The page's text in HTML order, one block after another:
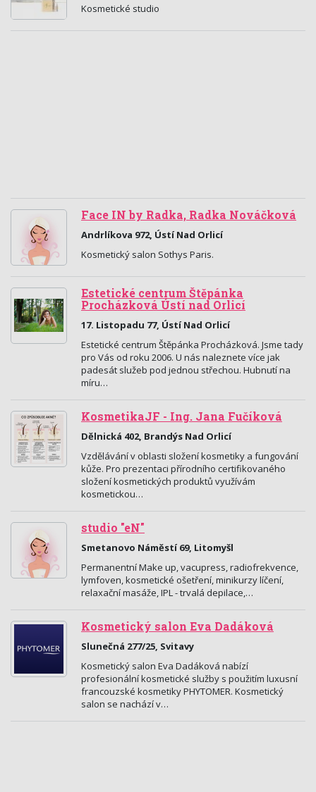
Kosmetické studio
Face IN by Radka, Radka Nováčková
Andrlíkova 972, Ústí Nad Orlicí
Kosmetický salon Sothys Paris.
Estetické centrum Štěpánka
Procházková Ústí nad Orlicí
17. Listopadu 77, Ústí Nad Orlicí
Estetické centrum Štěpánka Procházková. Jsme tady
pro Vás od roku 2006. U nás naleznete více jak
padesát služeb pod jednou střechou. Hubnutí na
míru…
KosmetikaJF - Ing. Jana Fučíková
Dělnická 402, Brandýs Nad Orlicí
Vzdělávání v oblasti složení kosmetiky a fungování
kůže. Pro prezentaci přírodního certifikovaného
složení kosmetických produktů využívám
kosmetickou…
studio "eN"
Smetanovo Náměstí 69, Litomyšl
Permanentní Make up, vacupress, radiofrekvence,
lymfoven, kosmetické ošetření, minikurzy líčení,
relaxační masáže, IPL - trvalá depilace,…
Kosmetický salon Eva Dadáková
Slunečná 277/25, Svitavy
Kosmetický salon Eva Dadáková nabízí
profesionální kosmetické služby s použitím luxusní
francouzské kosmetiky PHYTOMER. Kosmetický
salon se nachází v…